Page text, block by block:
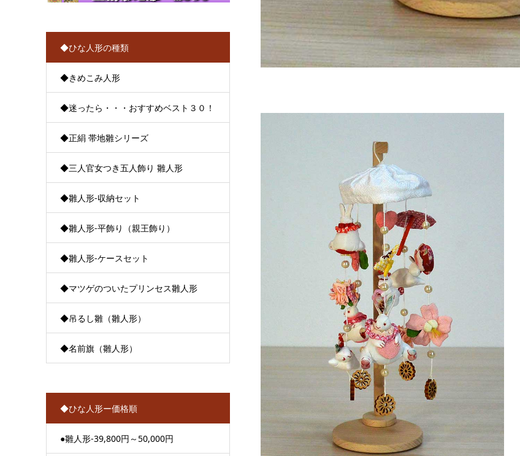
◆ひな人形の種類
◆きめこみ人形
◆迷ったら・・・おすすめベスト３０！
◆正絹 帯地雛シリーズ
◆三人官女つき五人飾り 雛人形
◆雛人形-収納セット
◆雛人形-平飾り（親王飾り）
◆雛人形-ケースセット
◆マツゲのついたプリンセス雛人形
◆吊るし雛（雛人形）
◆名前旗（雛人形）
◆ひな人形ー価格順
●雛人形-39,800円～50,000円